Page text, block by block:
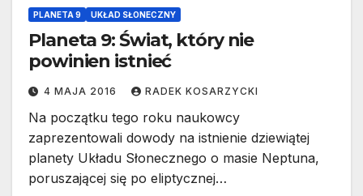
PLANETA 9 UKŁAD SŁONECZNY
Planeta 9: Świat, który nie
powinien istnieć
4 MAJA 2016 RADEK KOSARZYCKI
Na początku tego roku naukowcy
zaprezentowali dowody na istnienie dziewiątej
planety Układu Słonecznego o masie Neptuna,
poruszającej się po eliptycznej…